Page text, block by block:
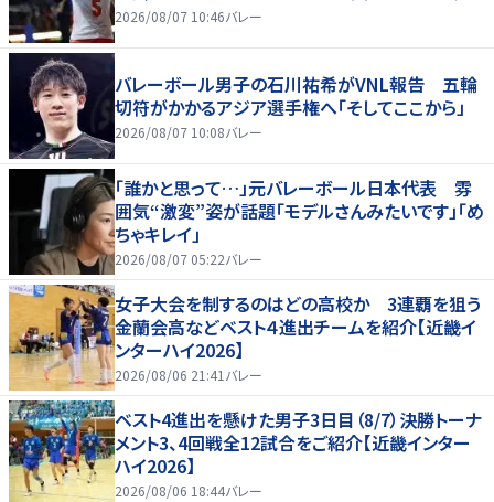
2026/08/07 10:46バレー
バレーボール男子の石川祐希がVNL報告 五輪
切符がかかるアジア選手権へ「そしてここから」
2026/08/07 10:08バレー
「誰かと思って…」元バレーボール日本代表 雰
囲気“激変”姿が話題「モデルさんみたいです」「め
ちゃキレイ」
2026/08/07 05:22バレー
女子大会を制するのはどの高校か 3連覇を狙う
金蘭会高などベスト４進出チームを紹介【近畿イ
ンターハイ2026】
2026/08/06 21:41 バレー
ベスト4進出を懸けた男子3日目（8/7）決勝トーナ
メント3、4回戦全12試合をご紹介【近畿インター
ハイ2026】
2026/08/06 18:44バレー